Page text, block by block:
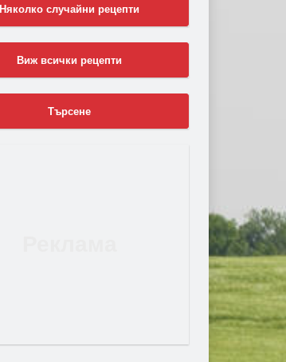
Няколко случайни рецепти
Виж всички рецепти
Търсене